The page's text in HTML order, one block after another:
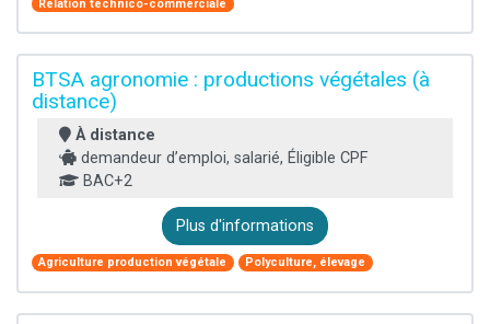
Relation technico-commerciale
BTSA agronomie : productions végétales (à
distance)
À distance
demandeur d’emploi, salarié, Éligible CPF
BAC+2
Plus d'informations
Agriculture production végétale Polyculture, élevage